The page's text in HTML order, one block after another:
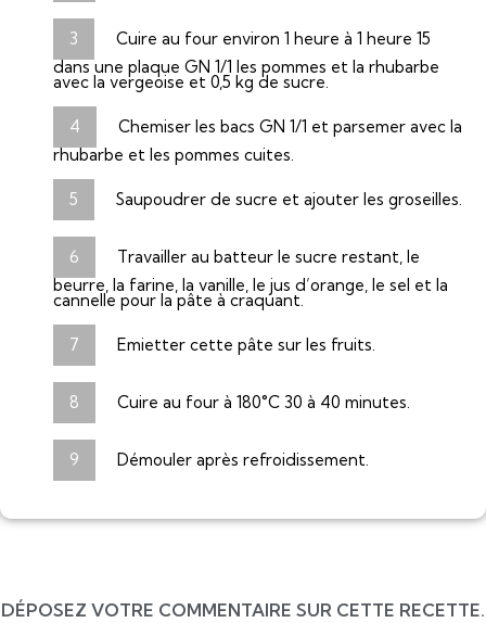
Cuire au four environ 1 heure à 1 heure 15
dans une plaque GN 1/1 les pommes et la rhubarbe
avec la vergeoise et 0,5 kg de sucre.
Chemiser les bacs GN 1/1 et parsemer avec la
rhubarbe et les pommes cuites.
Saupoudrer de sucre et ajouter les groseilles.
Travailler au batteur le sucre restant, le
beurre, la farine, la vanille, le jus d’orange, le sel et la
cannelle pour la pâte à craquant.
Emietter cette pâte sur les fruits.
Cuire au four à 180°C 30 à 40 minutes.
Démouler après refroidissement.
DÉPOSEZ VOTRE COMMENTAIRE SUR CETTE RECETTE.